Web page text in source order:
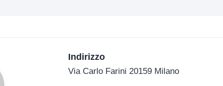
Indirizzo
Via Carlo Farini 20159 Milano